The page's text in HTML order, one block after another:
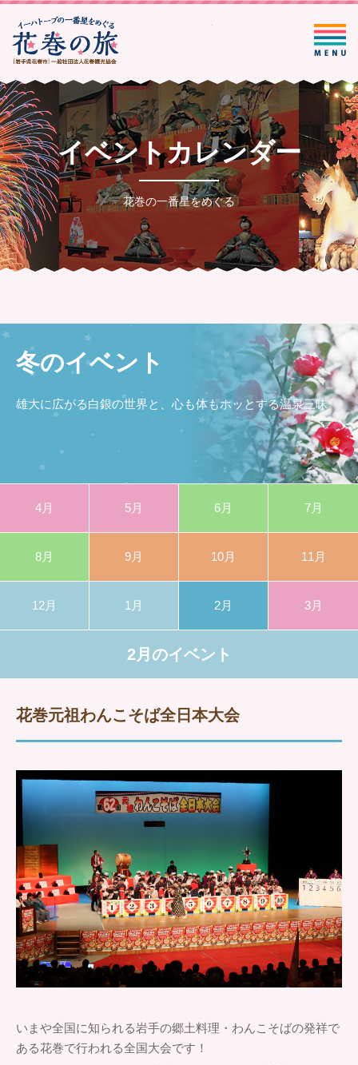
一般社団法人花巻観光協
イベントカレンダー
花巻の一番星をめぐる
冬のイベント
雄大に広がる白銀の世界と、心も体もホッとする温泉三昧
4月 5月 6月 7月
8月 9月 10月 11月
12月 1月 2月 3月
2月のイベント
花巻元祖わんこそば全日本大会
いまや全国に知られる岩手の郷土料理・わんこそばの発祥で
ある花巻で行われる全国大会です！